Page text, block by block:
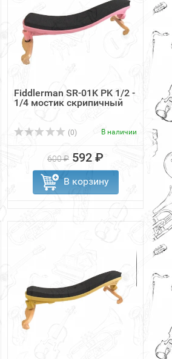
Fiddlerman SR-01K PK 1/2 -
1/4 мостик скрипичный
(0) В наличии
600 ₽ 592 ₽
В корзину